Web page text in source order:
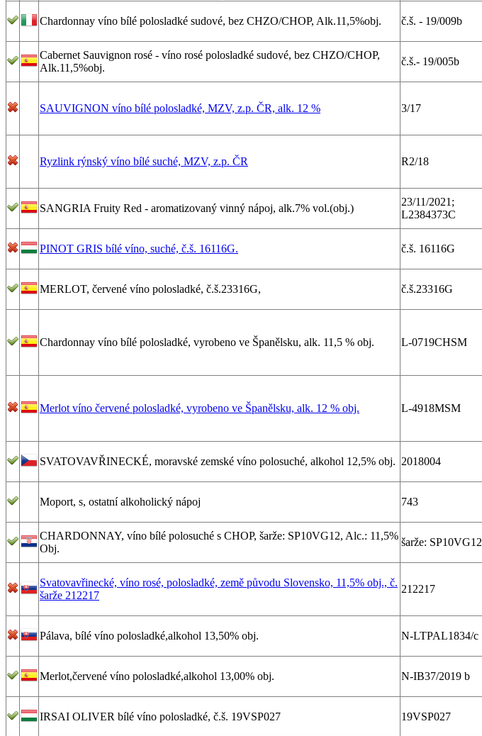
Chardonnay víno bílé polosladké sudové, bez CHZO/CHOP, Alk.11,5%obj. č.š. - 19/009b
Cabernet Sauvignon rosé - víno rosé polosladké sudové, bez CHZO/CHOP,
Alk.11,5%obj.
č.š.- 19/005b
SAUVIGNON víno bílé polosladké, MZV, z.p. ČR, alk. 12 % 3/17
Ryzlink rýnský víno bílé suché, MZV, z.p. ČR R2/18
SANGRIA Fruity Red - aromatizovaný vinný nápoj, alk.7% vol.(obj.)
23/11/2021;
L2384373C
PINOT GRIS bílé víno, suché, č.š. 16116G. č.š. 16116G
MERLOT, červené víno polosladké, č.š.23316G, č.š.23316G
Chardonnay víno bílé polosladké, vyrobeno ve Španělsku, alk. 11,5 % obj. L-0719CHSM
Merlot víno červené polosladké, vyrobeno ve Španělsku, alk. 12 % obj. L-4918MSM
SVATOVAVŘINECKÉ, moravské zemské víno polosuché, alkohol 12,5% obj. 2018004
Moport, s, ostatní alkoholický nápoj 743
CHARDONNAY, víno bílé polosuché s CHOP, šarže: SP10VG12, Alc.: 11,5%
Obj.
šarže: SP10VG12
Svatovavřinecké, víno rosé, polosladké, země původu Slovensko, 11,5% obj., č.
šarže 212217
212217
Pálava, bílé víno polosladké,alkohol 13,50% obj. N-LTPAL1834/c
Merlot,červené víno polosladké,alkohol 13,00% obj. N-IB37/2019 b
IRSAI OLIVER bílé víno polosladké, č.š. 19VSP027 19VSP027